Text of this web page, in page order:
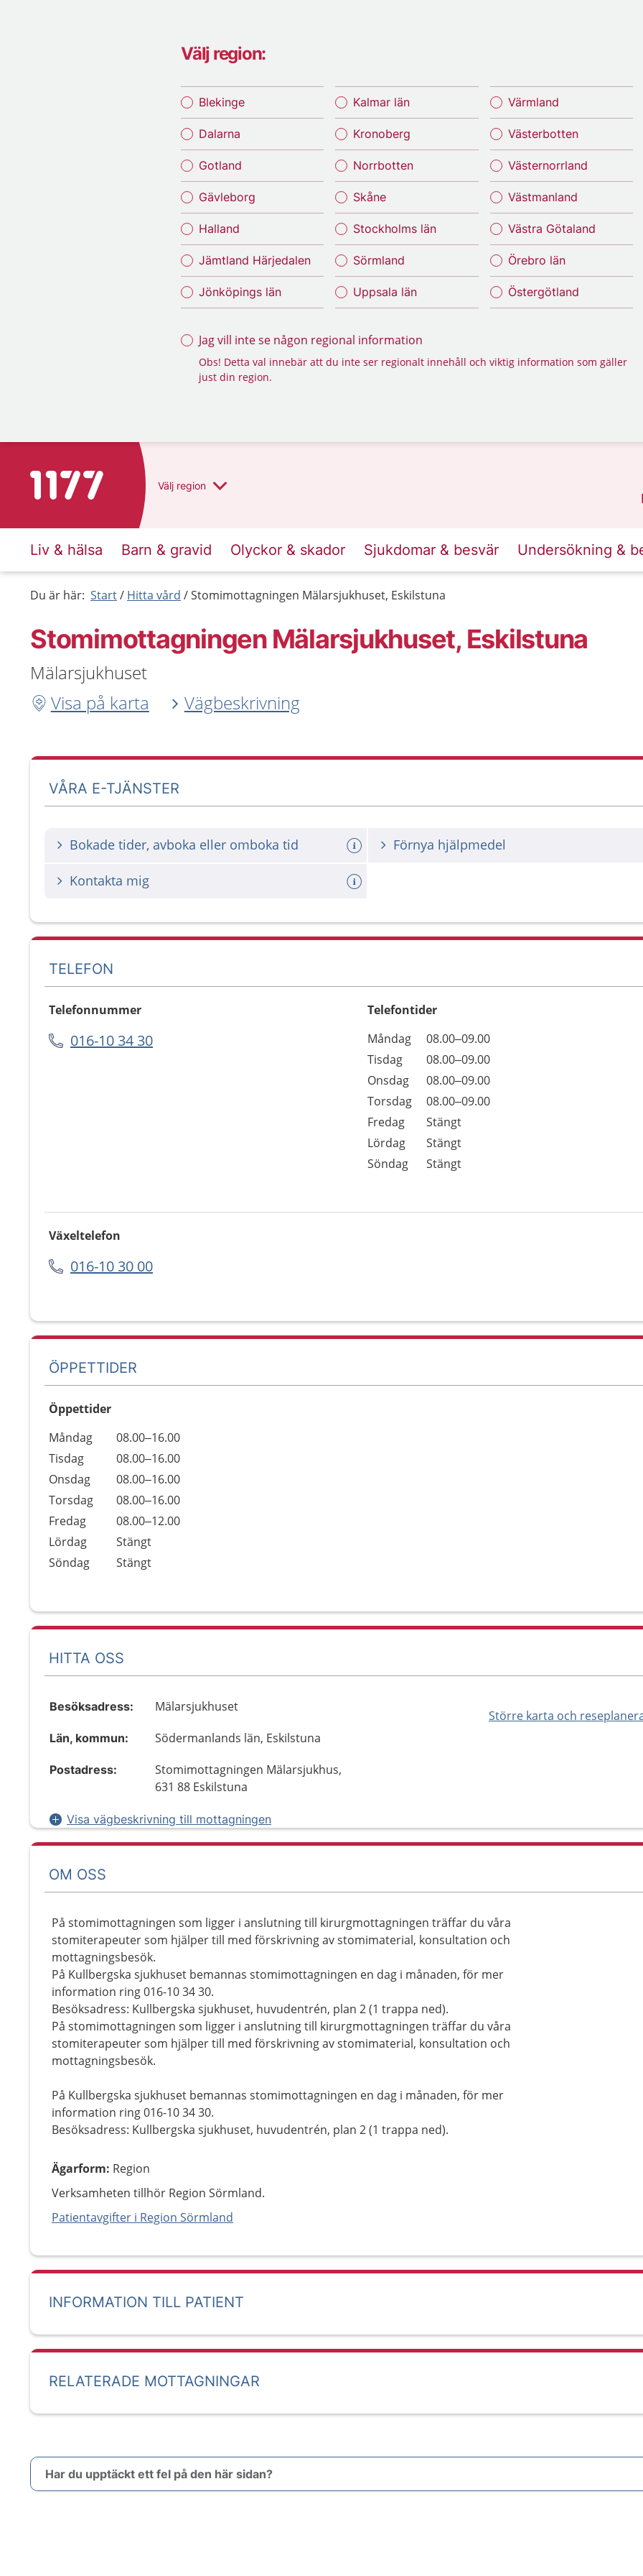
Välj region:
Blekinge
Dalarna
Gotland
Gävleborg
Halland
Jämtland Härjedalen
Jönköpings län
Kalmar län
Kronoberg
Norrbotten
Skåne
Stockholms län
Sörmland
Uppsala län
Värmland
Västerbotten
Västernorrland
Västmanland
Västra Götaland
Örebro län
Östergötland
Jag vill inte se någon regional information
Obs! Detta val innebär att du inte ser regionalt innehåll och viktig information som gäller
just din region.
Till startsidan för 1177 Välj region
Liv & hälsa Barn & gravid Olyckor & skador Sjukdomar & besvär Undersökning &
Du är här: Start Hitta vård Stomimottagningen Mälarsjukhuset, Eskilstuna
Stomimottagningen Mälarsjukhuset, Eskilstuna
Mälarsjukhuset
Visa på karta
Vägbeskrivning
VÅRA E-TJÄNSTER
Bokade tider, avboka eller omboka tid Förnya hjälpmedel
Kontakta mig
TELEFON
Telefonnummer
016-10 34 30
Telefontider
Dag
Öppettider
Kommentarer
Måndag
08.00–09.00
Tisdag
08.00–09.00
Onsdag
08.00–09.00
Torsdag
08.00–09.00
Fredag
Stängt
Lördag
Stängt
Söndag
Stängt
Växeltelefon
016-10 30 00
ÖPPETTIDER
Öppettider
Dag
Öppettider
Kommentarer
Måndag
08.00–16.00
Tisdag
08.00–16.00
Onsdag
08.00–16.00
Torsdag
08.00–16.00
Fredag
08.00–12.00
Lördag
Stängt
Söndag
Stängt
HITTA OSS
Större karta och
Besöksadress: Mälarsjukhuset
Län, kommun: Södermanlands län, Eskilstuna
Postadress:
Stomimottagningen Mälarsjukhus,
631 88 Eskilstuna
Visa vägbeskrivning till mottagningen
OM OSS
På stomimottagningen som ligger i anslutning till kirurgmottagningen träffar du våra
stomiterapeuter som hjälper till med förskrivning av stomimaterial, konsultation och
mottagningsbesök.
På Kullbergska sjukhuset bemannas stomimottagningen en dag i månaden, för mer
information ring 016-10 34 30.
Besöksadress: Kullbergska sjukhuset, huvudentrén, plan 2 (1 trappa ned).
På stomimottagningen som ligger i anslutning till kirurgmottagningen träffar du våra
stomiterapeuter som hjälper till med förskrivning av stomimaterial, konsultation och
mottagningsbesök.
På Kullbergska sjukhuset bemannas stomimottagningen en dag i månaden, för mer
information ring 016-10 34 30.
Besöksadress: Kullbergska sjukhuset, huvudentrén, plan 2 (1 trappa ned).
Ägarform: Region
Verksamheten tillhör Region Sörmland.
Patientavgifter i Region Sörmland
INFORMATION TILL PATIENT
RELATERADE MOTTAGNINGAR
Har du upptäckt ett fel på den här sidan?